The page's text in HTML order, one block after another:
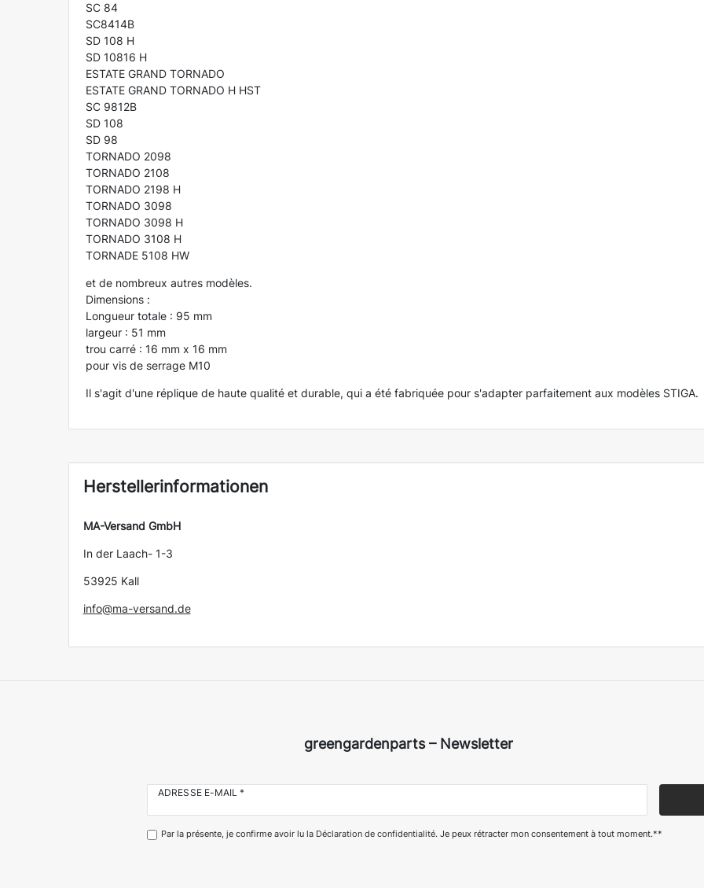
SC 84
SC8414B
SD 108 H
SD 10816 H
ESTATE GRAND TORNADO
ESTATE GRAND TORNADO H HST
SC 9812B
SD 108
SD 98
TORNADO 2098
TORNADO 2108
TORNADO 2198 H
TORNADO 3098
TORNADO 3098 H
TORNADO 3108 H
TORNADE 5108 HW
et de nombreux autres modèles.
Dimensions :
Longueur totale : 95 mm
largeur : 51 mm
trou carré : 16 mm x 16 mm
pour vis de serrage M10
Il s'agit d'une réplique de haute qualité et durable, qui a été fabriquée pour s'adapter parfaitement aux modèles STIGA.
Herstellerinformationen
MA-Versand GmbH
In der Laach- 1-3
53925 Kall
info@ma-versand.de
greengardenparts – Newsletter
ADRESSE E-MAIL *
Par la présente, je confirme avoir lu la Déclaration de confidentialité. Je peux rétracter mon consentement à tout moment.**